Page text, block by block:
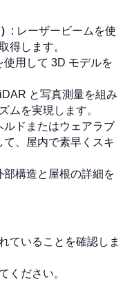
: レーザービームを使
得します。
使用して 3D モデルを
と写真測量を組み
ムを実現します。
ルドまたはウェアラブ
、屋内で素早くスキ
部構造と屋根の詳細を
ていることを確認しま
ください。